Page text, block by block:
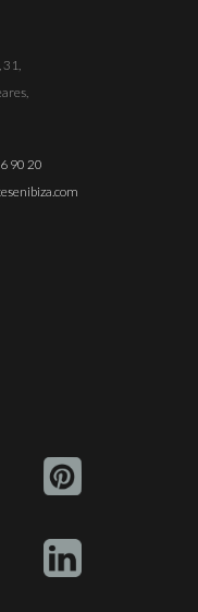
31,
90 20